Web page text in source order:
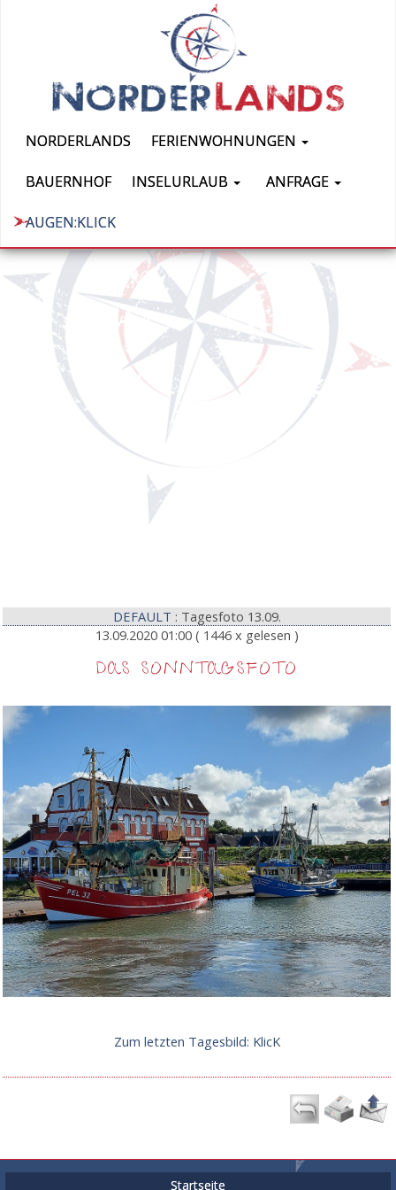
NORDERLANDS FERIENWOHNUNGEN
BAUERNHOF INSELURLAUB ANFRAGE
AUGEN:KLICK
DEFAULT : Tagesfoto 13.09.
13.09.2020 01:00 ( 1446 x gelesen )
DAS SONNTAGSFOTO
Zum letzten Tagesbild: KlicK
Startseite